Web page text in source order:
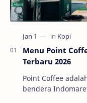
Menu Point
Terbaru 2026
Point Coffee
bendera